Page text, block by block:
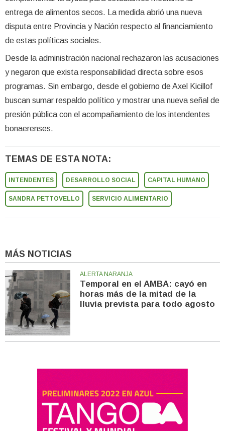
entrega de alimentos secos. La medida abrió una nueva
disputa entre Provincia y Nación respecto al financiamiento
de estas políticas sociales.
Desde la administración nacional rechazaron las acusaciones
y negaron que exista responsabilidad directa sobre esos
programas. Sin embargo, desde el gobierno de Axel Kicillof
buscan sumar respaldo político y mostrar una nueva señal de
presión pública con el acompañamiento de los intendentes
bonaerenses.
TEMAS DE ESTA NOTA:
INTENDENTES DESARROLLO SOCIAL CAPITAL HUMANO
SANDRA PETTOVELLO SERVICIO ALIMENTARIO
MÁS NOTICIAS
ALERTA NARANJA
Temporal en el AMBA: cayó en
horas más de la mitad de la
lluvia prevista para todo agosto